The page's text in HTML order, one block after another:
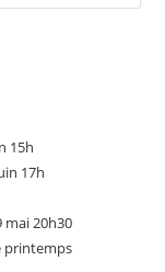
15h
17h
mai 20h30
printemps